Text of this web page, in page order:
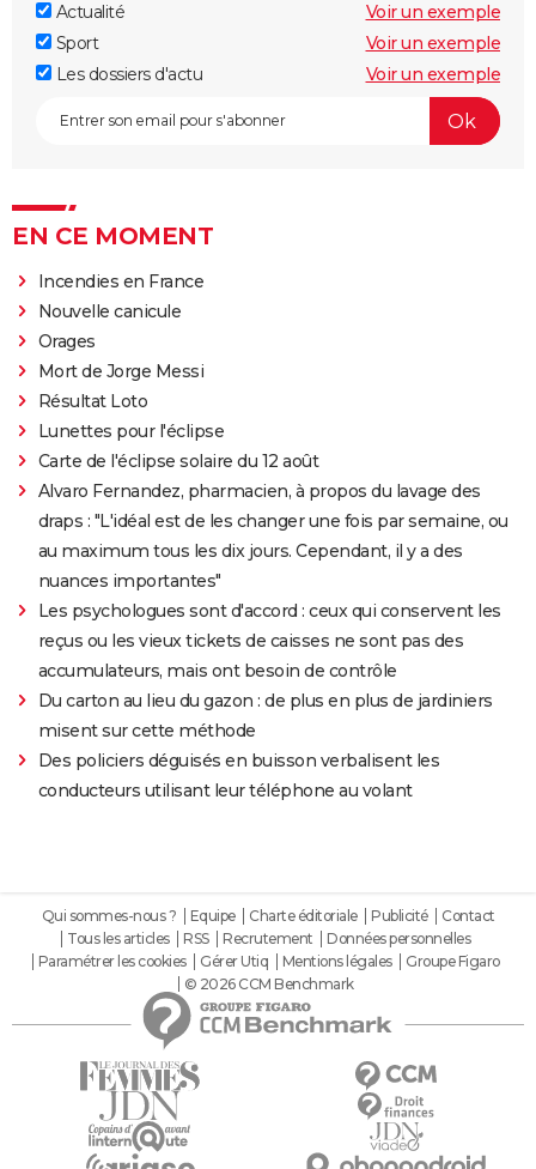
Actualité
Voir un exemple
Sport
Voir un exemple
Les dossiers d'actu
Voir un exemple
EN CE MOMENT
Incendies en France
Nouvelle canicule
Orages
Mort de Jorge Messi
Résultat Loto
Lunettes pour l'éclipse
Carte de l'éclipse solaire du 12 août
Alvaro Fernandez, pharmacien, à propos du lavage des
draps : "L'idéal est de les changer une fois par semaine, ou
au maximum tous les dix jours. Cependant, il y a des
nuances importantes"
Les psychologues sont d'accord : ceux qui conservent les
reçus ou les vieux tickets de caisses ne sont pas des
accumulateurs, mais ont besoin de contrôle
Du carton au lieu du gazon : de plus en plus de jardiniers
misent sur cette méthode
Des policiers déguisés en buisson verbalisent les
conducteurs utilisant leur téléphone au volant
Qui sommes-nous ? Equipe Charte éditoriale Publicité
Contact
Tous les articles
RSS Recrutement
Données personnelles
Paramétrer les cookies
Gérer Utiq Mentions légales
Groupe Figaro
© 2026 CCM Benchmark